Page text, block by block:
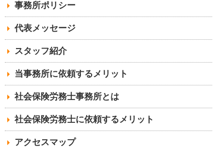
事務所ポリシー
代表メッセージ
スタッフ紹介
当事務所に依頼するメリット
社会保険労務士事務所とは
社会保険労務士に依頼するメリット
アクセスマップ